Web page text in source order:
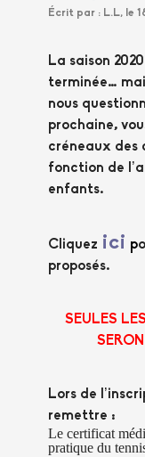
Écrit par : L.L, le
La saison
terminée…
nous
prochaine,
créneaux des
fonction de
enfants.
Cliquez ici p
proposés.
SEULES
Lors de
remettre :
Le certificat
pratique du